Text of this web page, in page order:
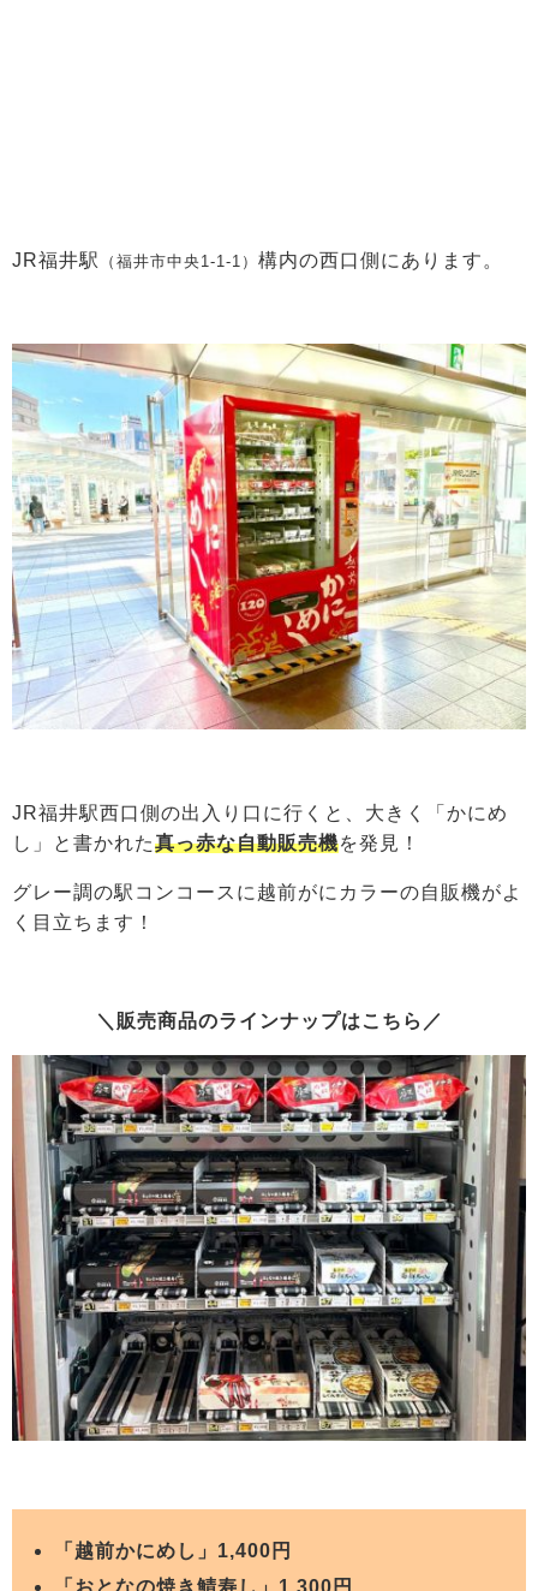
JR福井駅 （福井市中央1-1-1） 構内の西口側にあります。
JR福井駅西口側の出入り口に行くと、大きく「かにめ
し」と書かれた真っ赤な自動販売機を発見！
グレー調の駅コンコースに越前がにカラーの自販機がよ
く目立ちます！
＼販売商品のラインナップはこちら／
「越前かにめし」1,400円